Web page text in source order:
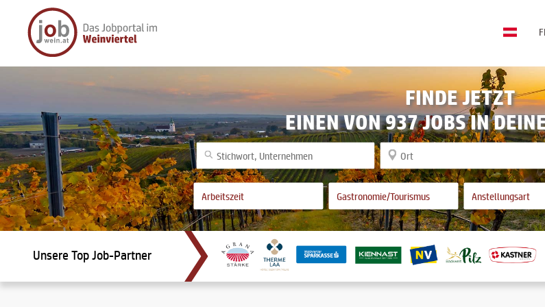
FINDE JETZT
EINEN VON 937 JOBS IN
Unsere Top Job-Partner